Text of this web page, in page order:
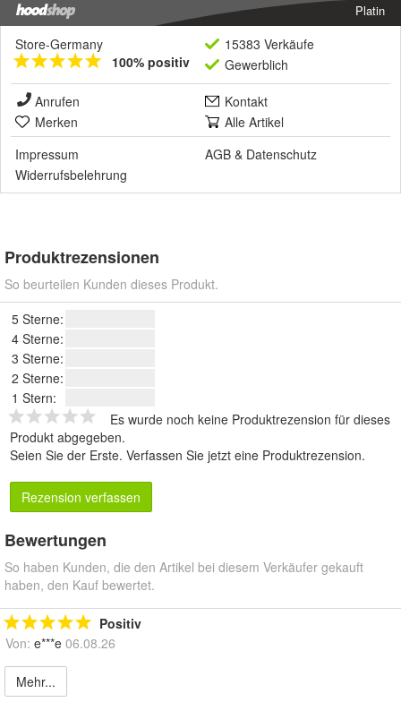
Platin
Store-Germany
100% positiv
15383 Verkäufe
Gewerblich
Anrufen
Kontakt
Merken
Alle Artikel
Impressum
AGB & Datenschutz
Widerrufsbelehrung
Produktrezensionen
So beurteilen Kunden dieses Produkt.
5 Sterne:
4 Sterne:
3 Sterne:
2 Sterne:
1 Stern:
Es wurde noch keine Produktrezension für dieses
Produkt abgegeben.
Seien Sie der Erste. Verfassen Sie jetzt eine Produktrezension.
Rezension verfassen
Bewertungen
So haben Kunden, die den Artikel bei diesem Verkäufer gekauft
haben, den Kauf bewertet.
Positiv
Von: e***e 06.08.26
Mehr...